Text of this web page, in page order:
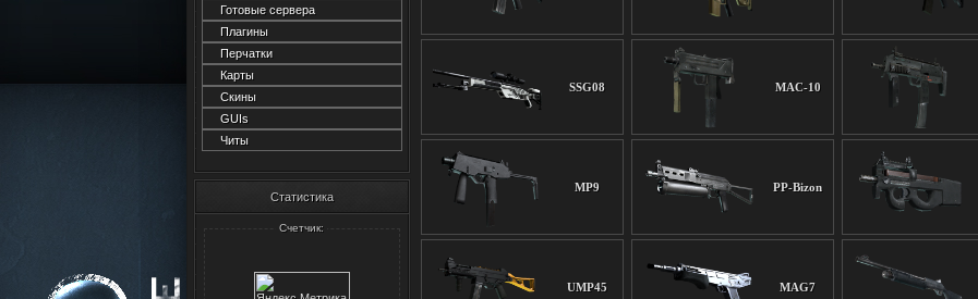
Готовые сервера
Плагины
Перчатки
Карты
Скины
GUIs
Читы
Статистика
Счетчик:
SSG08 MAC-10
MP9 PP-Bizon
UMP45 MAG7